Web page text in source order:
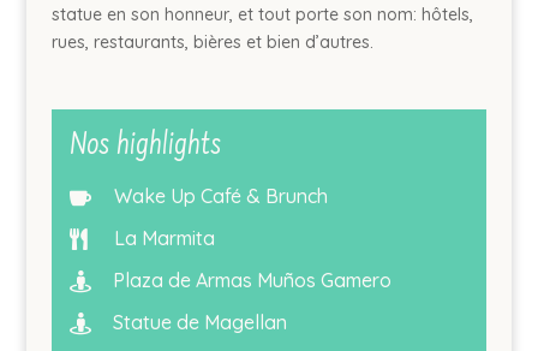
statue en son honneur, et tout porte son nom: hôtels,
rues, restaurants, bières et bien d’autres.
Nos highlights
 Wake Up Café & Brunch
 La Marmita
 Plaza de Armas Muños Gamero
 Statue de Magellan